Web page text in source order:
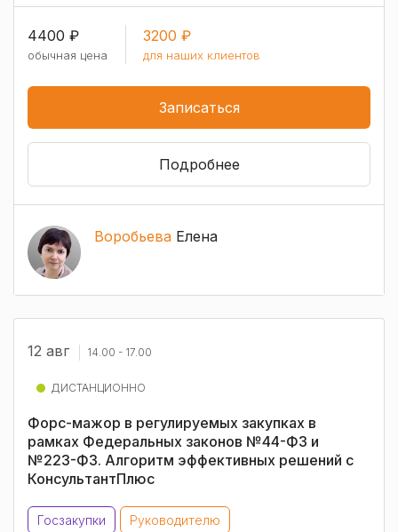
4400 ₽
обычная цена
3200 ₽
для наших клиентов
Записаться
Подробнее
Воробьева Елена
12 авг 14.00 - 17.00
ДИСТАНЦИОННО
Форс-мажор в регулируемых закупках в
рамках Федеральных законов №44-ФЗ и
№223-ФЗ. Алгоритм эффективных решений с
КонсультантПлюс
Госзакупки Руководителю